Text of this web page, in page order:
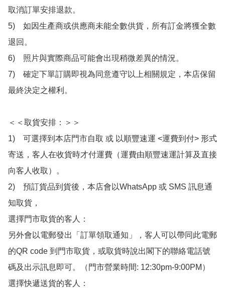
取消訂單安排退款。
5)　如因生產商或供應商未能全數供貨，所有訂金將獲全數
退回。
6)　照片與實際商品可能會出現稍微差異的情況。
7)　確定下單訂購即視為同意遵守以上相關規定，本店保留
最終決定之權利。
＜＜取貨安排：＞＞
1)　可選擇到本店門市自取 或 以順豐速運 <運費到付> 形式
寄送，客人在收貨時才付運費（運費由順豐速運計算及直接
向客人收取）。
2)　預訂貨品到貨後，本店會以WhatsApp 或 SMS 訊息通
知取貨，
選擇門市取貨的客人：
另外會以電郵發出「訂單領取通知」，客人可以帶同此電郵
的QR code 到門市取貨，或取貨時說出閣下的聯絡電話號
碼及出示訊息即可。（門市營業時間: 12:30pm-9:00PM）
選擇快遞送貨的客人：